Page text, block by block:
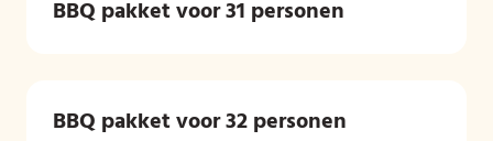
BBQ pakket voor 31 personen
BBQ pakket voor 32 personen